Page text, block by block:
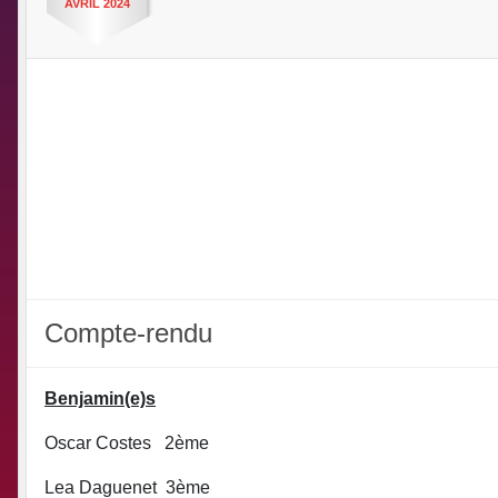
AVRIL 2024
Compte-rendu
Benjamin(e)s
Oscar Costes 2ème
Lea Daguenet 3ème